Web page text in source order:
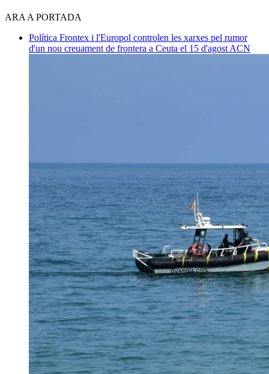
ARA A PORTADA
Política Frontex i l'Europol controlen les xarxes pel rumor
d'un nou creuament de frontera a Ceuta el 15 d'agost ACN